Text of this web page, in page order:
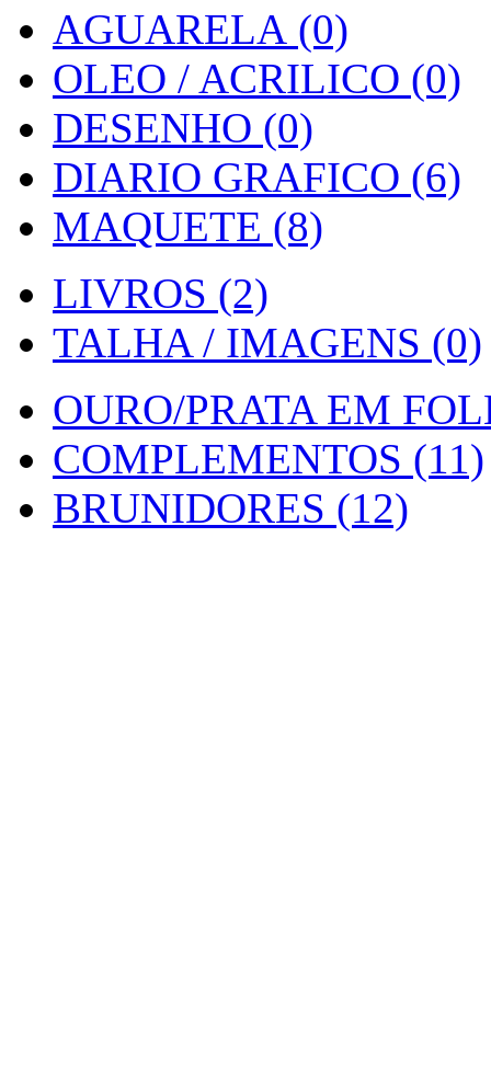
AGUARELA (0)
OLEO / ACRILICO (0)
DESENHO (0)
DIARIO GRAFICO (6)
MAQUETE (8)
LIVROS (2)
TALHA / IMAGENS (0)
OURO/PRATA EM
COMPLEMENTOS (11)
BRUNIDORES (12)